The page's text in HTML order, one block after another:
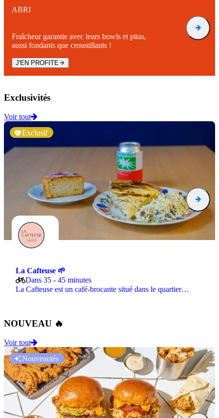
ABRI
Fraîcheur garantie avec leurs bowls et pitas,
aussi fondants que croustillants !
J'EN PROFITE
Exclusivités
Voir tout
Exclusif
La Cafteuse 🌱
Dans 35 - 45 minutes
La Cafteuse est un café-brocante situé dans le quartier…
NOUVEAU 🔥
Voir tout
Nouveautés